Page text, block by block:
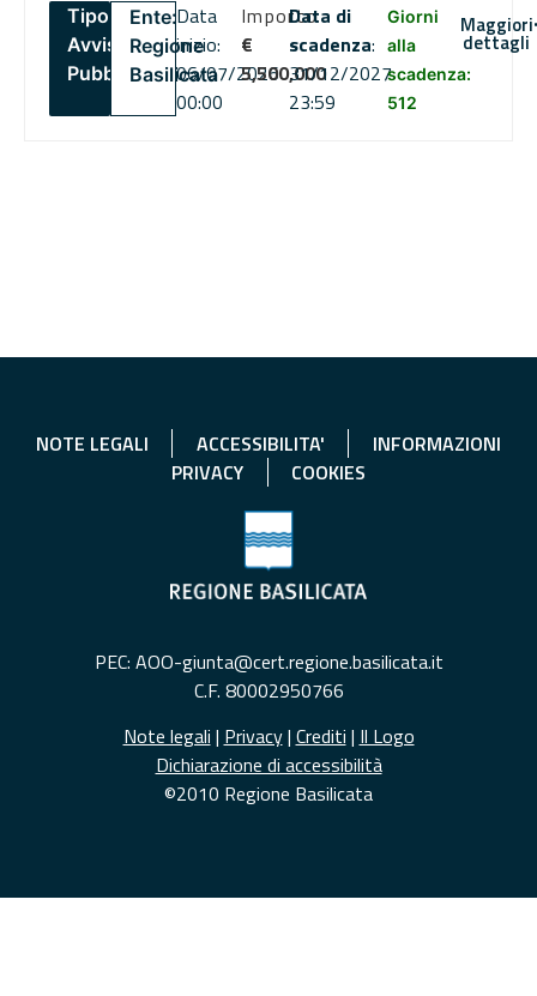
Tipo:
Avviso
Pubblico
Ente:
Regione
Basilicata
Data
inizio:
06/07/2026
00:00
Importo
€
5,500,000
Data di
scadenza:
31/12/2027
23:59
Giorni
alla
scadenza:
512
Maggiori
dettagli
NOTE LEGALI ACCESSIBILITA'
INFORMAZIONI
PRIVACY
COOKIES
PEC: AOO-giunta@cert.regione.basilicata.it
C.F. 80002950766
Note legali | Privacy| Crediti | Il Logo
Dichiarazione di accessibilità
©2010 Regione Basilicata